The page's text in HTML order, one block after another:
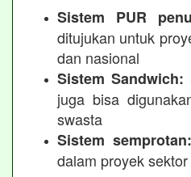
Sistem PUR
ditujukan untuk
dan nasional
Sistem Sandwich:
juga bisa
swasta
Sistem semprotan:
dalam proyek